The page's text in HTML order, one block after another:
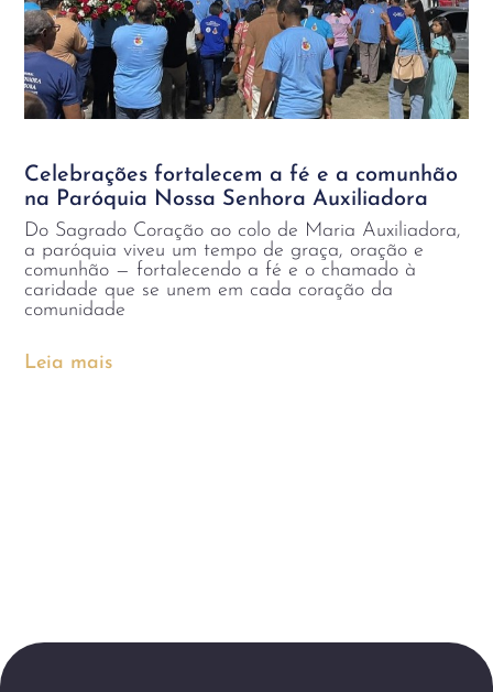
Celebrações fortalecem a fé e a comunhão
na Paróquia Nossa Senhora Auxiliadora
Do Sagrado Coração ao colo de Maria Auxiliadora,
a paróquia viveu um tempo de graça, oração e
comunhão — fortalecendo a fé e o chamado à
caridade que se unem em cada coração da
comunidade
Leia mais